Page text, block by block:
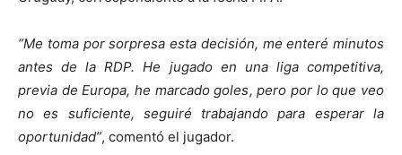
“Me toma por sorpresa esta decisión, me enteré minutos
antes de la RDP. He jugado en una liga competitiva,
previa de Europa, he marcado goles, pero por lo que veo
no es suficiente, seguiré trabajando para esperar la
oportunidad”, comentó el jugador.